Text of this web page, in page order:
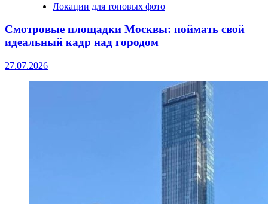
Локации для топовых фото
Смотровые площадки Москвы: поймать свой
идеальный кадр над городом
27.07.2026